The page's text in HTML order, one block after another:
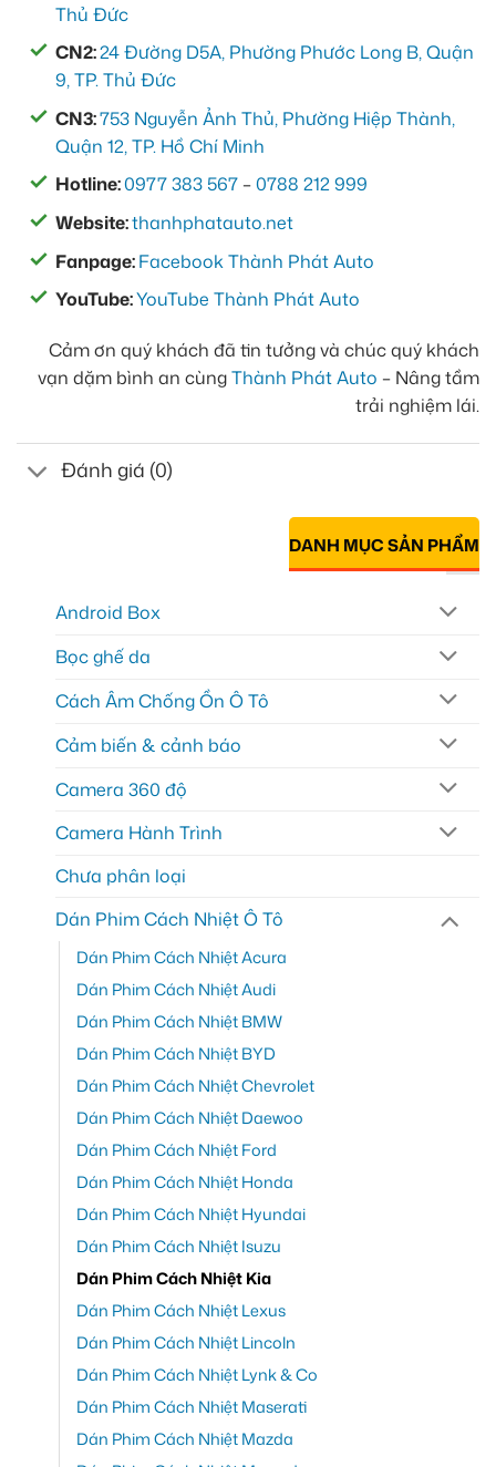
Thủ Đức
CN2:24 Đường D5A, Phường Phước Long B, Quận
9, TP. Thủ Đức
CN3:753 Nguyễn Ảnh Thủ, Phường Hiệp Thành,
Quận 12, TP. Hồ Chí Minh
Hotline:0977 383 567 –0788 212 999
Website:thanhphatauto.net
Fanpage:Facebook Thành Phát Auto
YouTube:YouTube Thành Phát Auto
Cảm ơn quý khách đã tin tưởng và chúc quý khách
vạn dặm bình an cùngThành Phát Auto – Nâng tầm
trải nghiệm lái.
Đánh giá (0)
DANH MỤC SẢN PHẨM
Android Box
Bọc ghế da
Cách Âm Chống Ồn Ô Tô
Cảm biến & cảnh báo
Camera 360 độ
Camera Hành Trình
Chưa phân loại
Dán Phim Cách Nhiệt Ô Tô
Dán Phim Cách Nhiệt Acura
Dán Phim Cách Nhiệt Audi
Dán Phim Cách Nhiệt BMW
Dán Phim Cách Nhiệt BYD
Dán Phim Cách Nhiệt Chevrolet
Dán Phim Cách Nhiệt Daewoo
Dán Phim Cách Nhiệt Ford
Dán Phim Cách Nhiệt Honda
Dán Phim Cách Nhiệt Hyundai
Dán Phim Cách Nhiệt Isuzu
Dán Phim Cách Nhiệt Kia
Dán Phim Cách Nhiệt Lexus
Dán Phim Cách Nhiệt Lincoln
Dán Phim Cách Nhiệt Lynk & Co
Dán Phim Cách Nhiệt Maserati
Dán Phim Cách Nhiệt Mazda